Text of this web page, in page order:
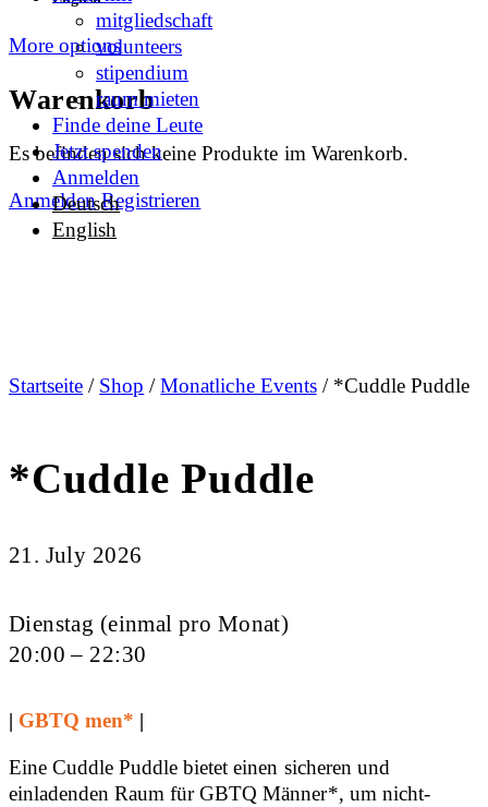
More options
Warenkorb
Es befinden sich keine Produkte im Warenkorb.
Anmelden Registrieren
mitgliedschaft
volunteers
stipendium
raum mieten
Finde deine Leute
Jetzt spenden
Anmelden
Deutsch
English
Startseite / Shop /Monatliche Events/ *Cuddle Puddle
*Cuddle Puddle
21. July 2026
Dienstag (einmal pro Monat)
20:00 – 22:30
| GBTQ men* |
Eine Cuddle Puddle bietet einen sicheren und
einladenden Raum für GBTQ Männer*, um nicht-